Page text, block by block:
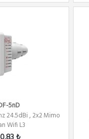
5nD
24.5dBi , 2x2 Mimo
Wifi L3